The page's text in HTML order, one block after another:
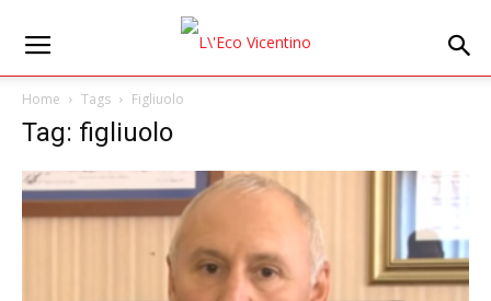
Home Tags Figliuolo
Tag: figliuolo